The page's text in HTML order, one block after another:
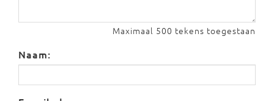
Maximaal 500 tekens toegestaan
Naam: